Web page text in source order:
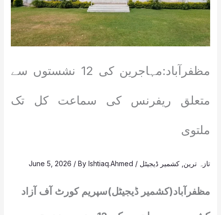
مظفرآباد:مہاجرین کی 12 نشستوں سے
متعلق ریفرنس کی سماعت کل تک
ملتوی
تازہ ترین کشمیر ڈیجیٹل /
June 5, 2026 / ByIshtiaq.Ahmed
مظفرآباد(کشمیر ڈیجیٹل)سپریم کورٹ آف آزاد